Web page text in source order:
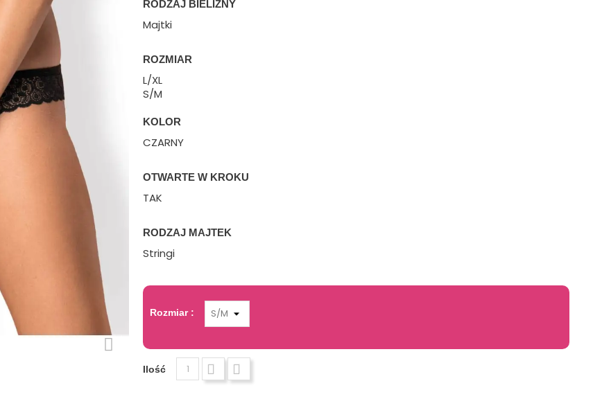
RODZAJ BIELIZNY
Majtki
ROZMIAR
L/XL
S/M
KOLOR
CZARNY
OTWARTE W KROKU
TAK
RODZAJ MAJTEK
Stringi
Rozmiar :
Ilość